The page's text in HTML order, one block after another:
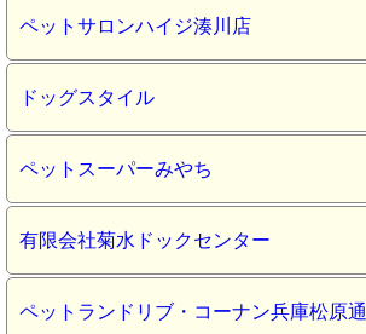
ペットサロンハイジ湊川店
ドッグスタイル
ペットスーパーみやち
有限会社菊水ドックセンター
ペットランドリブ・コーナン兵庫松原